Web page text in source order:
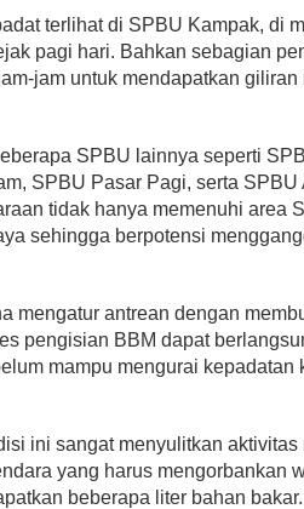
terlihat di SPBU Kampak, di
pagi hari. Bahkan sebagian
jam untuk mendapatkan giliran
SPBU lainnya seperti
SPBU Pasar Pagi, serta SPBU
tidak hanya memenuhi area
sehingga berpotensi
mengatur antrean dengan
pengisian BBM dapat
mampu mengurai kepadatan
ini sangat menyulitkan aktivitas
yang harus mengorbankan
beberapa liter bahan bakar.